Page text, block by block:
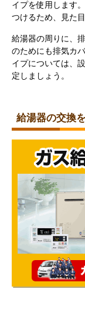
イプを使用します
つけるため、見た
給湯器の周りに、
のためにも排気カ
イプについては、
定しましょう。
給湯器の交換